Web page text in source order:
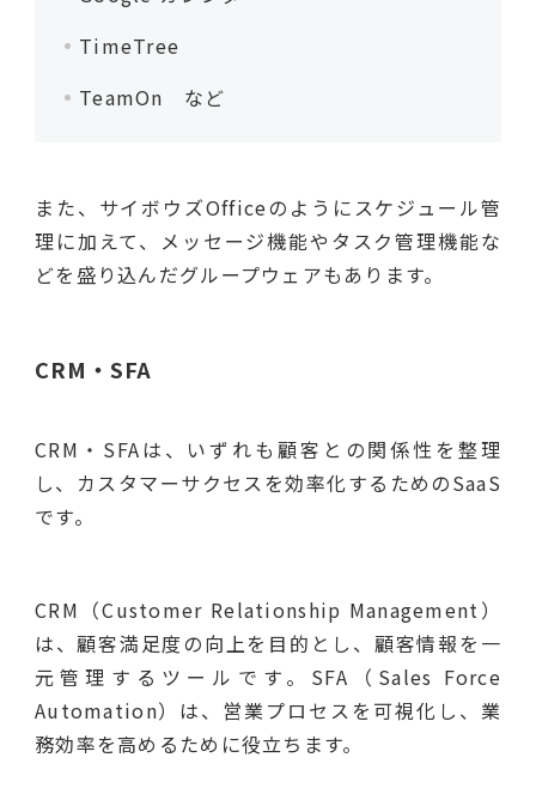
TimeTree
TeamOn など
また、サイボウズOfficeのようにスケジュール管
理に加えて、メッセージ機能やタスク管理機能な
どを盛り込んだグループウェアもあります。
CRM・SFA
CRM・SFAは、いずれも顧客との関係性を整理
し、カスタマーサクセスを効率化するためのSaaS
です。
CRM（Customer Relationship Management）
は、顧客満足度の向上を目的とし、顧客情報を一
元管理するツールです。SFA（Sales Force
Automation）は、営業プロセスを可視化し、業
務効率を高めるために役立ちます。